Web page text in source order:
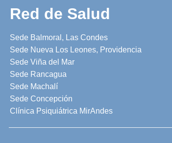
Red de Salud
Sede Balmoral, Las Condes
Sede Nueva Los Leones, Providencia
Sede Viña del Mar
Sede Rancagua
Sede Machalí
Sede Concepción
Clínica Psiquiátrica MirAndes